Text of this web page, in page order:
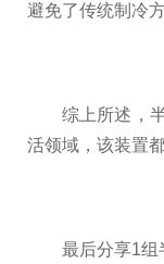
避免了传统制冷
综上所述，半
活领域，该装置
最后分享1组半